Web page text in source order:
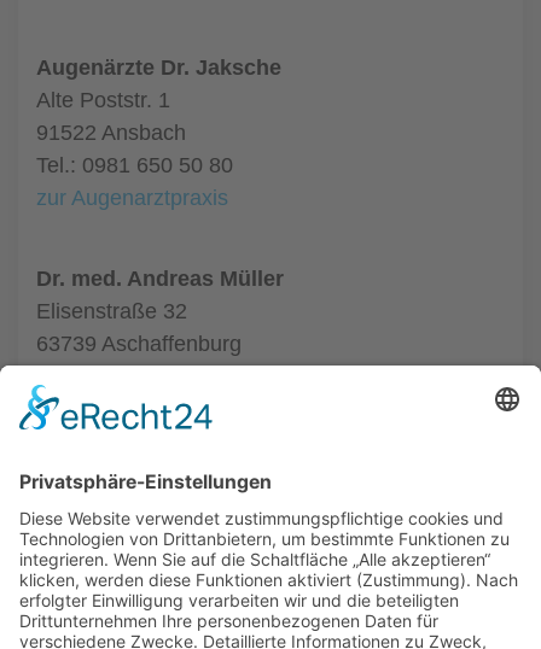
Augenärzte Dr. Jaksche
Alte Poststr. 1
91522 Ansbach
Tel.: 0981 650 50 80
zur Augenarztpraxis
Dr. med. Andreas Müller
Elisenstraße 32
63739 Aschaffenburg
zur Augenarztpraxis
ALLGEMEIN
AUGENÄRZTE